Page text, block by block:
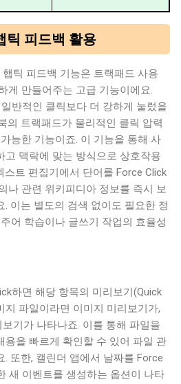
틱 피드백 활용
틱 피드백 기능은 트랙패드 사용
게 만들어주는 고급 기능이에요.
반적인 클릭보다 더 강하게 눌렀을
의 트랙패드가 물리적인 클릭 압력
능한 기능이죠. 이 기능을 통해 사
고 맥락에 맞는 방식으로 상호작용
스트 편집기에서 단어를 Force Click
나 관련 위키피디아 정보를 즉시 보
. 이는 별도의 검색 없이도 필요한 정
어 학습이나 글쓰기 작업의 효율성
하면 해당 항목의 미리보기(Quick
지 파일이라면 이미지 미리보기가,
기가 나타나죠. 이를 통해 파일을
용을 빠르게 확인할 수 있어 파일 관
또한, 캘린더 앱에서 날짜를 Force
새 이벤트를 생성하는 옵션이 나타